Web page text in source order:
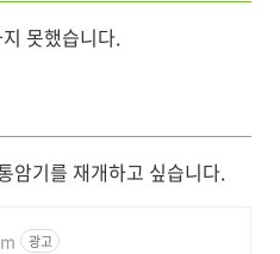
못했습니다.
암기를 재개하고 싶습니다.
광고